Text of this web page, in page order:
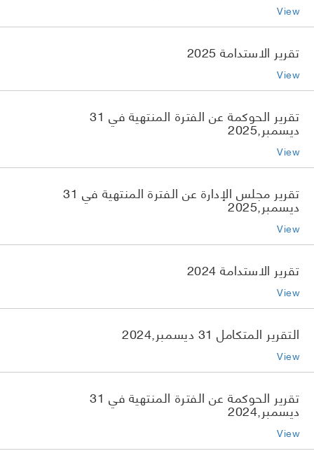
View
تقرير الاستدامة 2025
View
تقرير الحوكمة عن الفترة المنتهية في 31
ديسمبر,2025
View
تقرير مجلس الإدارة عن الفترة المنتهية في 31
ديسمبر,2025
View
تقرير الاستدامة 2024
View
التقرير المتكامل 31 ديسمبر,2024
View
تقرير الحوكمة عن الفترة المنتهية في 31
ديسمبر,2024
View